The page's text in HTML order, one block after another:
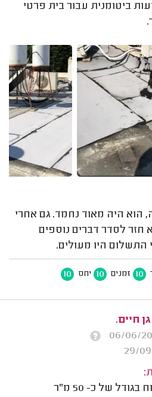
ביטומנית עבור בית פרטי
הוא היה מאוד נחמד. גם אחרי
חזר לסדר דברים נוספים
התשלום היו מעולים.
10 זמנים 10 יחס 10
חיים.
איטום גג שטוח בגודל של כ- 50 מ"ר